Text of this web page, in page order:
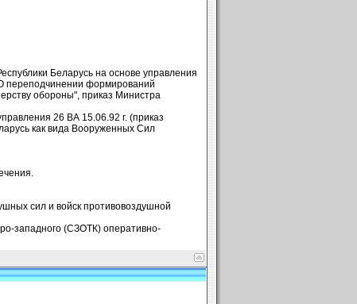
Беларусь на основе управления
переподчинении формирований
обороны", приказ Министра
26 ВА 15.06.92 г. (приказ
как вида Вооруженных Сил
сил и войск противовоздушной
западного (СЗОТК) оперативно-